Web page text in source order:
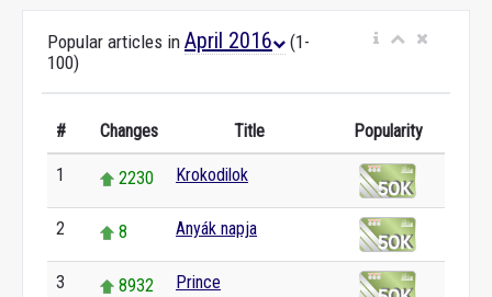
Popular articles in April 2016
(1-
100)
# Changes Title Popularity
1 2230 Krokodilok
2 8 Anyák napja
3 8932 Prince